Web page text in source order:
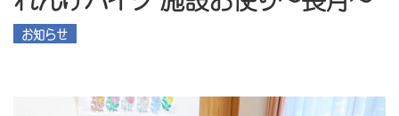
お知らせ